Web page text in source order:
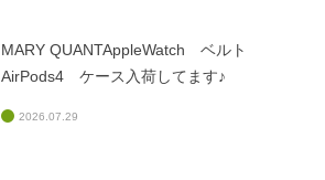
MARY QUANTAppleWatch ベルト
AirPods4 ケース入荷してます♪
2026.07.29